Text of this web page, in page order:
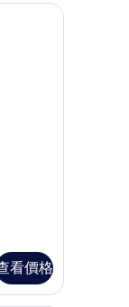
斗/熨衫板、免費嬰兒
看價格